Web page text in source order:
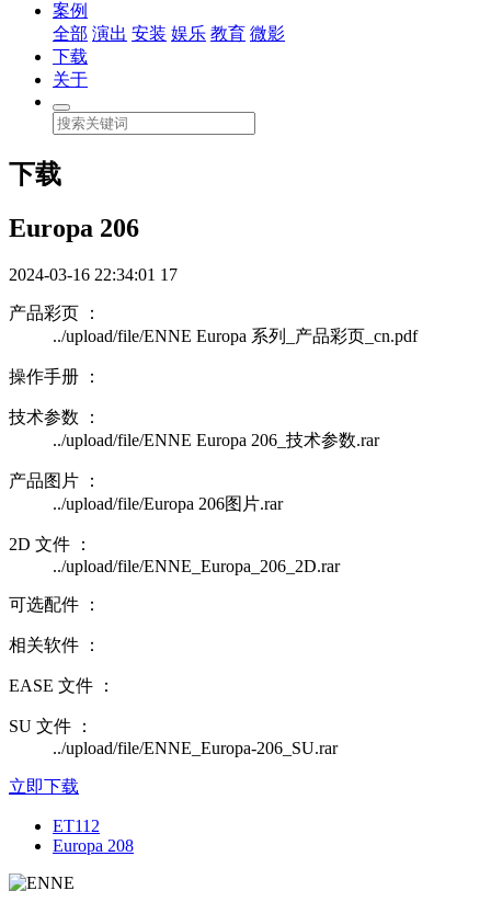
案例
全部 演出 安装 娱乐 教育 微影
下载
关于
下载
Europa 206
2024-03-16 22:34:01 17
产品彩页 ：
../upload/file/ENNE Europa 系列_产品彩页_cn.pdf
操作手册 ：
技术参数 ：
../upload/file/ENNE Europa 206_技术参数.rar
产品图片 ：
../upload/file/Europa 206图片.rar
2D 文件 ：
../upload/file/ENNE_Europa_206_2D.rar
可选配件 ：
相关软件 ：
EASE 文件 ：
SU 文件 ：
../upload/file/ENNE_Europa-206_SU.rar
立即下载
ET112
Europa 208